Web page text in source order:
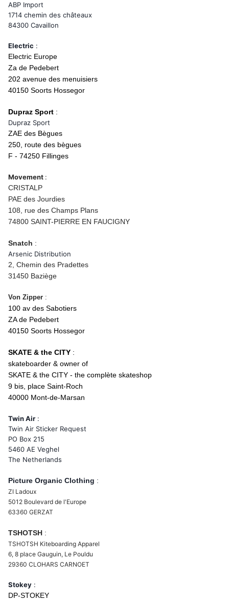
ABP Import
1714 chemin des châteaux
84300 Cavaillon
Electric :
Electric Europe
Za de Pedebert
202 avenue des menuisiers
40150 Soorts Hossegor
Dupraz Sport :
Dupraz Sport
ZAE des Bègues
250, route des bègues
F - 74250 Fillinges
Movement :
CRISTALP
PAE des Jourdies
108, rue des Champs Plans
74800 SAINT-PIERRE EN FAUCIGNY
Snatch :
Arsenic Distribution
2, Chemin des Pradettes
31450 Baziège
Von Zipper :
100 av des Sabotiers
ZA de Pedebert
40150 Soorts Hossegor
SKATE & the CITY :
skateboarder & owner of
SKATE & the CITY - the complète skateshop
9 bis, place Saint-Roch
40000 Mont-de-Marsan
Twin Air :
Twin Air Sticker Request
PO Box 215
5460 AE Veghel
The Netherlands
Picture Organic Clothing :
ZI Ladoux
5012 Boulevard de l'Europe
63360 GERZAT
TSHOTSH :
TSHOTSH Kiteboarding Apparel
6, 8 place Gauguin, Le Pouldu
29360 CLOHARS CARNOET
Stokey :
DP-STOKEY